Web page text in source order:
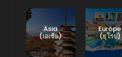
Asia
(เอเชีย)
Europe
(ยุโรป)